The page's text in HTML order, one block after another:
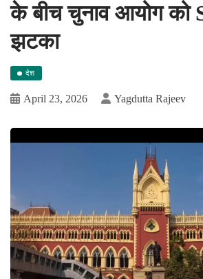
के बीच चुनाव आयोग को
झटका
देश
April 23, 2026 Yagdutta Rajeev